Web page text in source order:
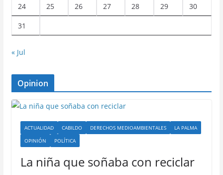
24 25 26 27 28 29 30
31
« Jul
Opinion
ACTUALIDAD CABILDO DERECHOS MEDIOAMBIENTALES
LA PALMA
OPINIÓN
POLÍTICA
La niña que soñaba con reciclar